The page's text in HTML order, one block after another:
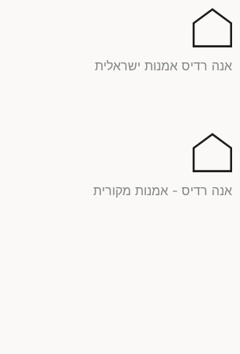
דילוג
אנה רדיס אמנות ישראלית
אנה רדיס - אמנות מקורית